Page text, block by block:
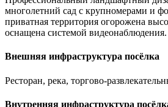
многолетний сад с крупномерами и
приватная территория огорожена
оснащена системой видеонаблюдения.
Внешняя инфраструктура посёлка
Ресторан, река, торгово-
Внутренняя инфраструктура